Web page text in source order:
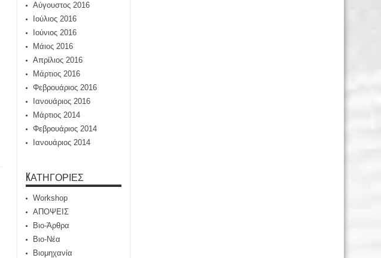
Αύγουστος 2016
Ιούλιος 2016
Ιούνιος 2016
Μάιος 2016
Απρίλιος 2016
Μάρτιος 2016
Φεβρουάριος 2016
Ιανουάριος 2016
Μάρτιος 2014
Φεβρουάριος 2014
Ιανουάριος 2014
KΑΤΗΓΟΡΊΕΣ
Workshop
ΑΠΟΨΕΙΣ
Βιο-Άρθρα
Βιο-Νέα
Βιομηχανία